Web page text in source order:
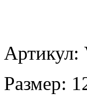
Артикул:
Размер: